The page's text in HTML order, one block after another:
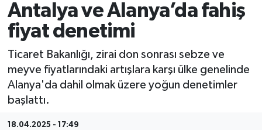
Antalya ve Alanya’da fahiş
fiyat denetimi
Ticaret Bakanlığı, zirai don sonrası sebze ve
meyve fiyatlarındaki artışlara karşı ülke genelinde
Alanya'da dahil olmak üzere yoğun denetimler
başlattı.
18.04.2025 - 17:49
Spor
Ekonomi
Gazipaşa
Tüm Manşetler
Haber Arşivi